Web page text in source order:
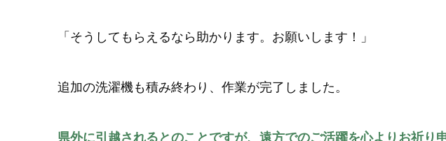
「そうしてもらえるなら助かります。お願いします！」
追加の洗濯機も積み終わり、作業が完了しました。
県外に引越されるとのことですが、遠方でのご活躍を心よりお祈り